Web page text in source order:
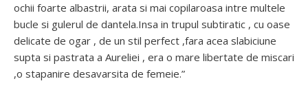
ochii foarte albastrii, arata si mai copilaroasa intre multele
bucle si gulerul de dantela.Insa in trupul subtiratic , cu oase
delicate de ogar , de un stil perfect ,fara acea slabiciune
supta si pastrata a Aureliei , era o mare libertate de miscari
,o stapanire desavarsita de femeie.”